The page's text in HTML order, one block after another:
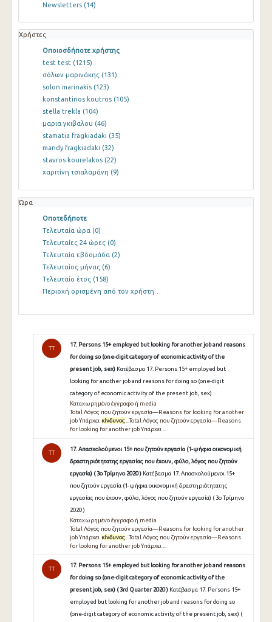
Newsletters (14)
Χρήστες
Οποιοσδήποτε χρήστης
test test (1215)
σόλων μαρινάκης (131)
solon marinakis (123)
konstantinos koutros (105)
stella trekla (104)
μαρια γκιβαλου (46)
stamatia fragkiadaki (35)
mandy fragkiadaki (32)
stavros kourelakos (22)
χαριτίνη τσιαλαμάνη (9)
Ώρα
Οποτεδήποτε
Τελευταία ώρα (0)
Τελευταίες 24 ώρες (0)
Τελευταία εβδομάδα (2)
Τελευταίος μήνας (6)
Τελευταίο έτος (158)
Περιοχή ορισμένη από τον χρήστη…
TT
17. Persons 15+ employed but looking for another job and reasons
for doing so (one-digit category of economic activity of the
present job, sex) Κατέβασμα 17. Persons 15+ employed but
looking for another job and reasons for doing so (one-digit
category of economic activity of the present job, sex)
Καταχωρημένο έγγραφο ή media
Total Λόγος που ζητούν εργασία—Reasons for looking for another
job Υπάρχει κίνδυνος...Total Λόγος που ζητούν εργασία—Reasons
for looking for another job Υπάρχει ...
TT
17. Απασχολούμενοι 15+ που ζητούν εργασία (1-ψήφια οικονομική
δραστηριότητατης εργασίας που έχουν, φύλο, λόγος που ζητούν
εργασία) ( 3ο Τρίμηνο 2020 ) Κατέβασμα 17. Απασχολούμενοι 15+
που ζητούν εργασία (1-ψήφια οικονομική δραστηριότητατης
εργασίας που έχουν, φύλο, λόγος που ζητούν εργασία) ( 3ο Τρίμηνο
2020 )
Καταχωρημένο έγγραφο ή media
Total Λόγος που ζητούν εργασία—Reasons for looking for another
job Υπάρχει κίνδυνος ...Total Λόγος που ζητούν εργασία—Reasons
for looking for another job Υπάρχει ...
TT
17. Persons 15+ employed but looking for another job and reasons
for doing so (one-digit category of economic activity of the
present job, sex) ( 3rd Quarter 2020 ) Κατέβασμα 17. Persons 15+
employed but looking for another job and reasons for doing so
(one-digit category of economic activity of the present job, sex) (